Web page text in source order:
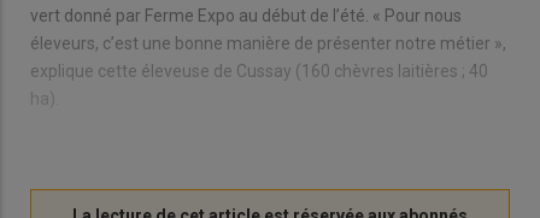
vert donné par Ferme Expo au début de l’été. « Pour nous
éleveurs, c’est une bonne manière de présenter notre métier »,
explique cette éleveuse de Cussay (160 chèvres laitières ; 40
ha).